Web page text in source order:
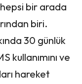
bir arada
biri.
30 günlük
ve
hareket